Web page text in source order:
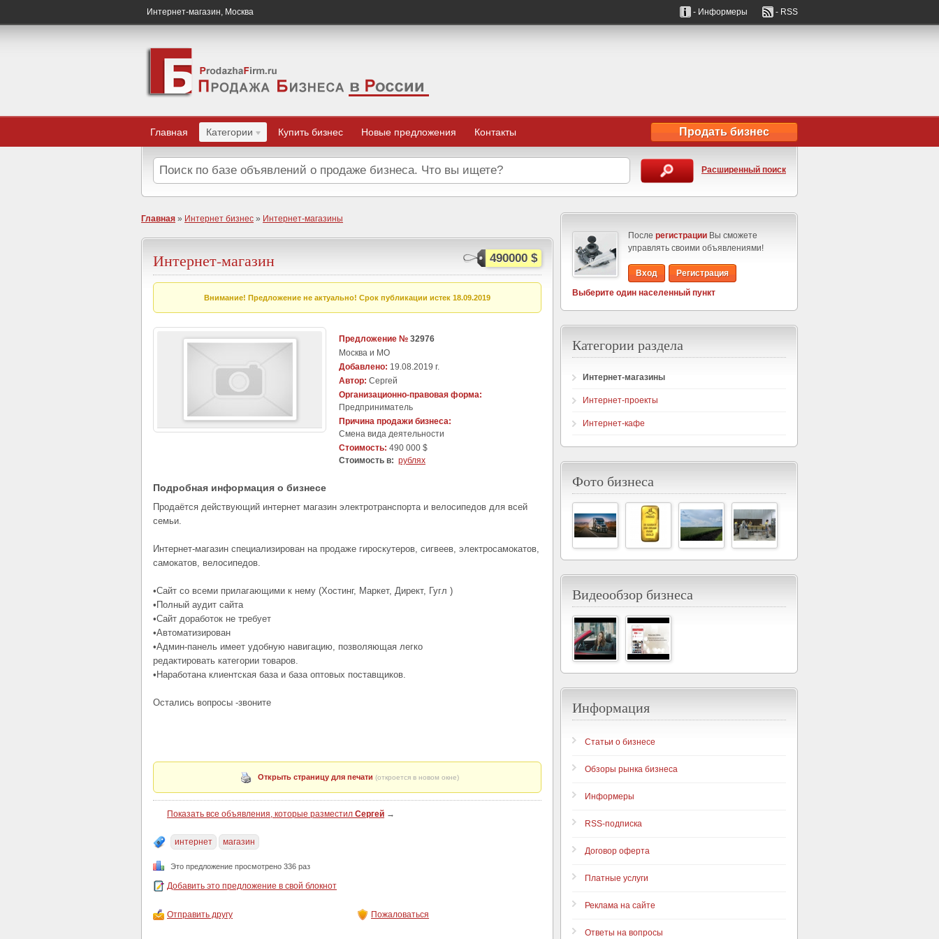
Интернет-магазин, Москва - Информеры - RSS
Продать бизнес
Главная Категории Купить бизнес Новые предложения Контакты
Расширенный поиск
Главная » Интернет бизнес » Интернет-магазины
490000 $
Интернет-магазин
Внимание! Предложение не актуально! Срок публикации истек 18.09.2019
Предложение № 32976
Москва и МО
Добавлено: 19.08.2019 г.
Автор: Сергей
Организационно-правовая форма:
Предприниматель
Причина продажи бизнеса:
Cмена вида деятельности
Стоимость: 490 000 $
Стоимость в: рублях
Подробная информация о бизнесе
Продаётся действующий интернет магазин электротранспорта и велосипедов для всей
семьи.
Интернет-магазин специализирован на продаже гироскутеров, сигвеев, электросамокатов,
самокатов, велосипедов.
•Сайт со всеми прилагающими к нему (Хостинг, Маркет, Директ, Гугл )
•Полный аудит сайта
•Сайт доработок не требует
•Автоматизирован
•Админ-панель имеет удобную навигацию, позволяющая легко
редактировать категории товаров.
•Наработана клиентская база и база оптовых поставщиков.
Остались вопросы -звоните
Открыть страницу для печати (откроется в новом окне)
Показать все объявления, которые разместил Сергей →
интернет магазин
Это предложение просмотрено 336 раз
Добавить это предложение в свой блокнот
Отправить другу Пожаловаться
После регистрации Вы сможете
управлять своими объявлениями!
Вход
Регистрация
Выберите один населенный пункт
Категории раздела
Интернет-магазины
Интернет-проекты
Интернет-кафе
Фото бизнеса
Видеообзор бизнеса
Информация
Статьи о бизнесе
Обзоры рынка бизнеса
Информеры
RSS-подписка
Договор оферта
Платные услуги
Реклама на сайте
Ответы на вопросы